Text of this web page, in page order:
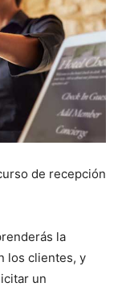
de recepción
la
los clientes, y
un